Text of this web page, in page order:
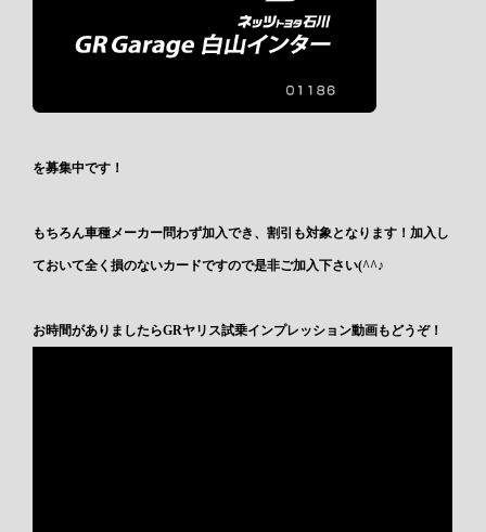
を募集中です！
もちろん車種メーカー問わず加入でき、割引も対象となります！加入し
ておいて全く損のないカードですので是非ご加入下さい(^^♪
お時間がありましたらGRヤリス試乗インプレッション動画もどうぞ！